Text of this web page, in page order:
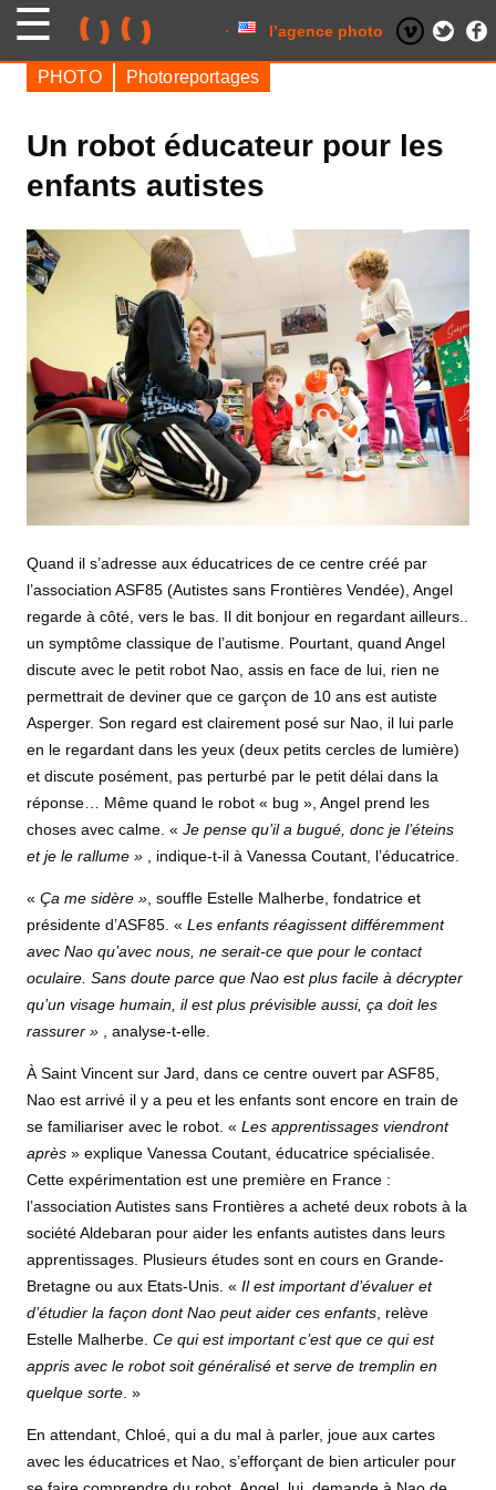
l’agence photo
Un robot éducateur pour les
enfants autistes
PHOTO Photoreportages
Quand il s’adresse aux éducatrices de ce centre créé par
l’association ASF85 (Autistes sans Frontières Vendée), Angel
regarde à côté, vers le bas. Il dit bonjour en regardant ailleurs..
un symptôme classique de l’autisme. Pourtant, quand Angel
discute avec le petit robot Nao, assis en face de lui, rien ne
permettrait de deviner que ce garçon de 10 ans est autiste
Asperger. Son regard est clairement posé sur Nao, il lui parle
en le regardant dans les yeux (deux petits cercles de lumière)
et discute posément, pas perturbé par le petit délai dans la
réponse… Même quand le robot « bug », Angel prend les
choses avec calme. « Je pense qu’il a bugué, donc je l’éteins
et je le rallume » , indique-t-il à Vanessa Coutant, l’éducatrice.
« Ça me sidère » , souffle Estelle Malherbe, fondatrice et
présidente d’ASF85. « Les enfants réagissent différemment
avec Nao qu’avec nous, ne serait-ce que pour le contact
oculaire. Sans doute parce que Nao est plus facile à décrypter
qu’un visage humain, il est plus prévisible aussi, ça doit les
rassurer » , analyse-t-elle.
À Saint Vincent sur Jard, dans ce centre ouvert par ASF85,
Nao est arrivé il y a peu et les enfants sont encore en train de
se familiariser avec le robot. « Les apprentissages viendront
après » explique Vanessa Coutant, éducatrice spécialisée.
Cette expérimentation est une première en France :
l’association Autistes sans Frontières a acheté deux robots à la
société Aldebaran pour aider les enfants autistes dans leurs
apprentissages. Plusieurs études sont en cours en Grande-
Bretagne ou aux Etats-Unis. « Il est important d’évaluer et
d’étudier la façon dont Nao peut aider ces enfants , relève
Estelle Malherbe. Ce qui est important c’est que ce qui est
appris avec le robot soit généralisé et serve de tremplin en
quelque sorte . »
En attendant, Chloé, qui a du mal à parler, joue aux cartes
avec les éducatrices et Nao, s’efforçant de bien articuler pour